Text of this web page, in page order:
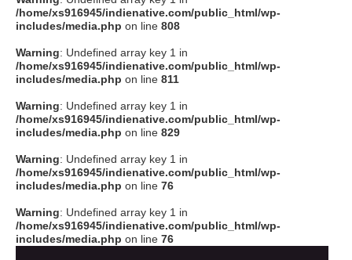
SOCIAL
Facebook
instagram
Tumblr
Soundcloud
/home/xs916945/indienative.com/public_html/wp-
includes/media.php on line 808
Warning: Undefined array key 1 in
/home/xs916945/indienative.com/public_html/wp-
includes/media.php on line 811
Warning: Undefined array key 1 in
/home/xs916945/indienative.com/public_html/wp-
includes/media.php on line 829
Warning: Undefined array key 1 in
/home/xs916945/indienative.com/public_html/wp-
includes/media.php on line 76
Warning: Undefined array key 1 in
/home/xs916945/indienative.com/public_html/wp-
includes/media.php on line 76